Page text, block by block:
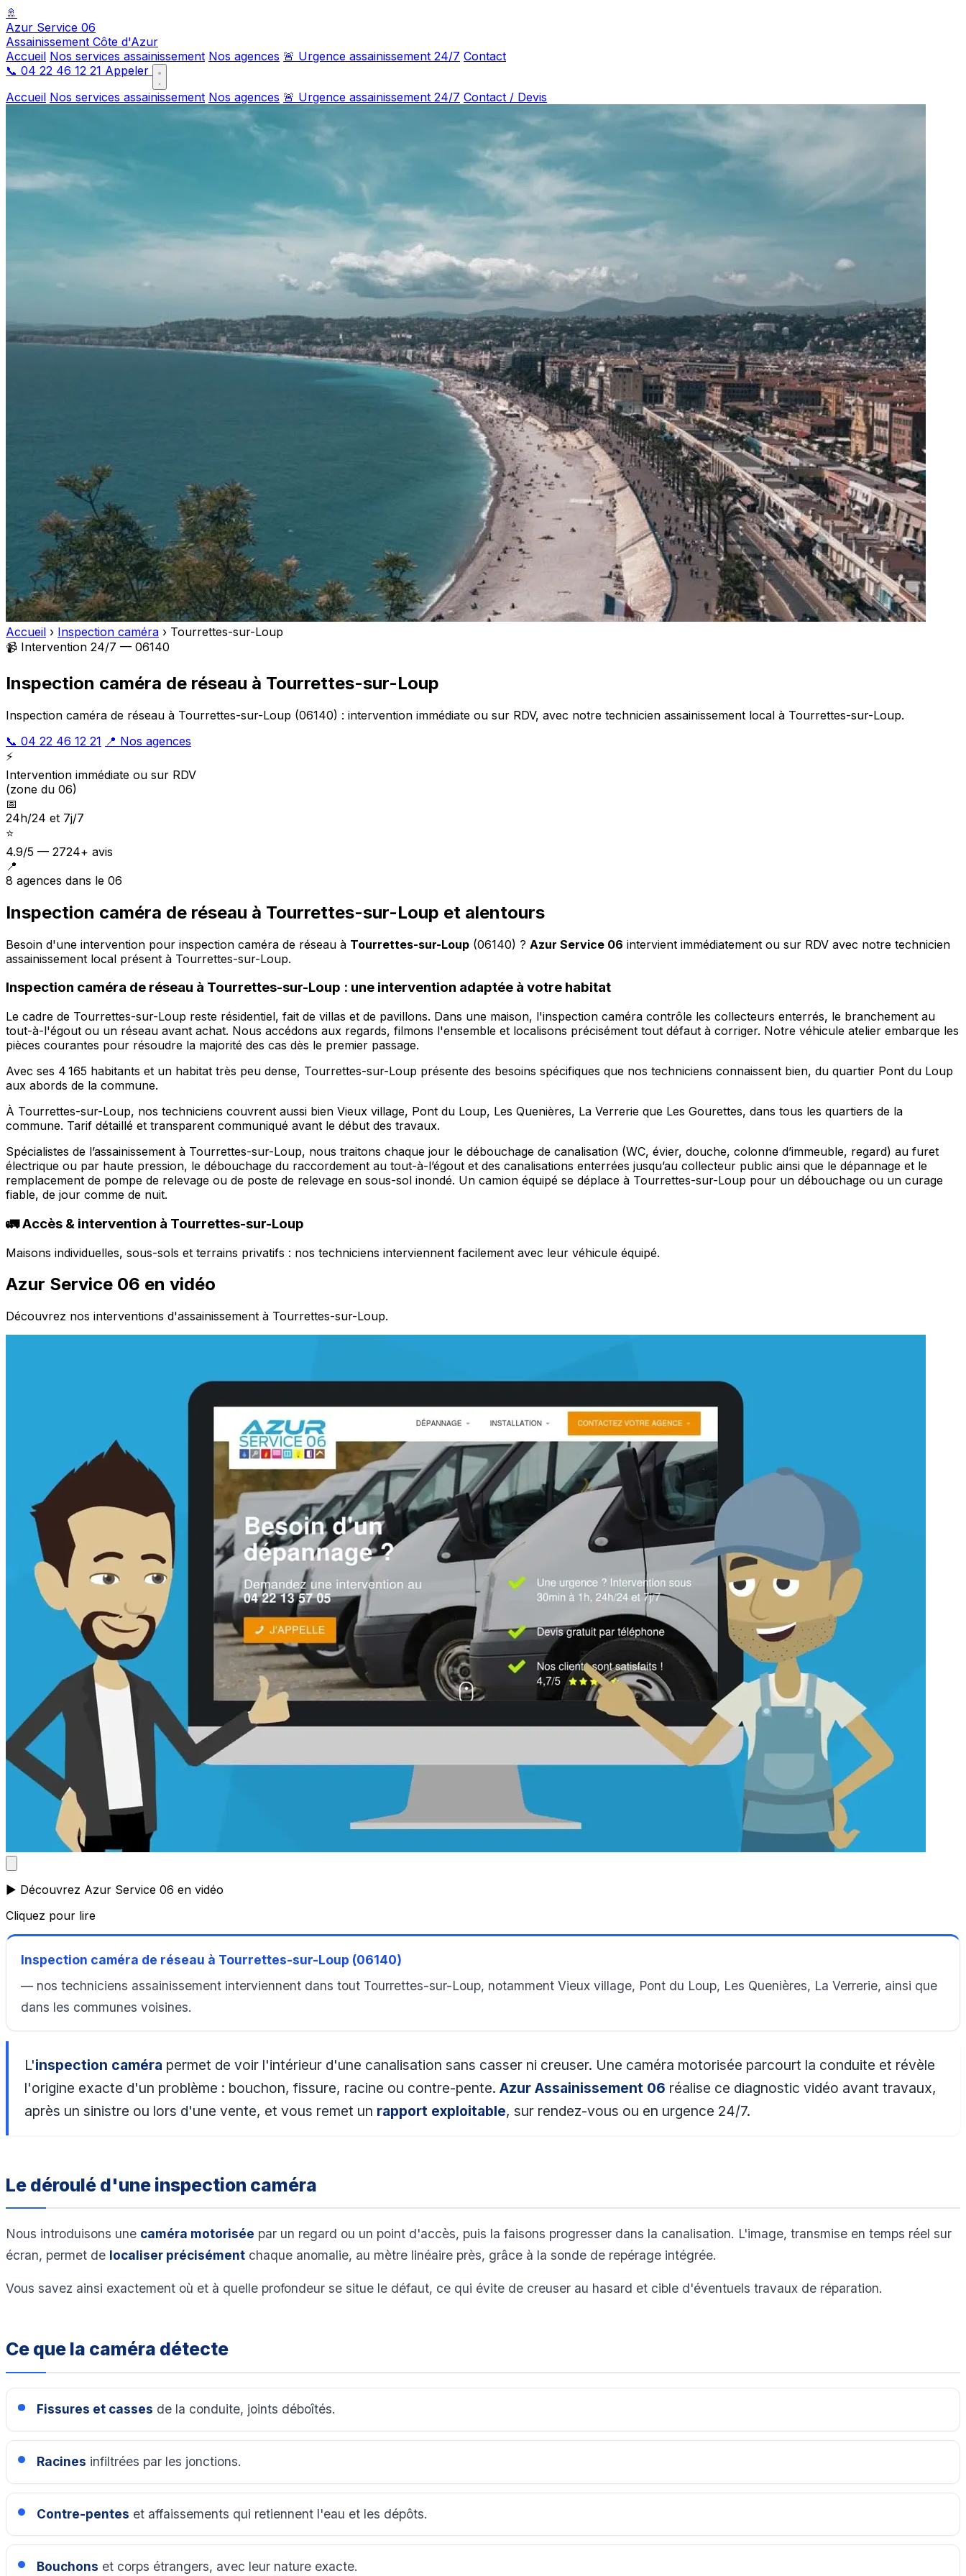
🚿
Azur Service 06
Assainissement Côte d'Azur
Accueil Nos services assainissement Nos agences 🚨 Urgence assainissement 24/7 Contact
📞 04 22 46 12 21 Appeler
Accueil Nos services assainissement Nos agences 🚨 Urgence assainissement 24/7 Contact / Devis
Accueil › Inspection caméra › Tourrettes-sur-Loup
📹 Intervention 24/7 — 06140
Inspection caméra de réseau à Tourrettes-sur-Loup
Inspection caméra de réseau à Tourrettes-sur-Loup (06140) : intervention immédiate ou sur RDV, avec notre technicien assainissement local à Tourrettes-sur-Loup.
📞 04 22 46 12 21 📍 Nos agences
⚡
Intervention immédiate ou sur RDV
(zone du 06)
📅
24h/24 et 7j/7
⭐
4.9/5 — 2724+ avis
📍
8 agences dans le 06
Inspection caméra de réseau à Tourrettes-sur-Loup et alentours
Besoin d'une intervention pour inspection caméra de réseau à Tourrettes-sur-Loup (06140) ? Azur Service 06 intervient immédiatement ou sur RDV avec notre technicien
assainissement local présent à Tourrettes-sur-Loup.
Inspection caméra de réseau à Tourrettes-sur-Loup : une intervention adaptée à votre habitat
Le cadre de Tourrettes-sur-Loup reste résidentiel, fait de villas et de pavillons. Dans une maison, l'inspection caméra contrôle les collecteurs enterrés, le branchement au
tout-à-l'égout ou un réseau avant achat. Nous accédons aux regards, filmons l'ensemble et localisons précisément tout défaut à corriger. Notre véhicule atelier embarque les
pièces courantes pour résoudre la majorité des cas dès le premier passage.
Avec ses 4 165 habitants et un habitat très peu dense, Tourrettes-sur-Loup présente des besoins spécifiques que nos techniciens connaissent bien, du quartier Pont du Loup
aux abords de la commune.
À Tourrettes-sur-Loup, nos techniciens couvrent aussi bien Vieux village, Pont du Loup, Les Quenières, La Verrerie que Les Gourettes, dans tous les quartiers de la
commune. Tarif détaillé et transparent communiqué avant le début des travaux.
Spécialistes de l’assainissement à Tourrettes-sur-Loup, nous traitons chaque jour le débouchage de canalisation (WC, évier, douche, colonne d’immeuble, regard) au furet
électrique ou par haute pression, le débouchage du raccordement au tout-à-l’égout et des canalisations enterrées jusqu’au collecteur public ainsi que le dépannage et le
remplacement de pompe de relevage ou de poste de relevage en sous-sol inondé. Un camion équipé se déplace à Tourrettes-sur-Loup pour un débouchage ou un curage
fiable, de jour comme de nuit.
🚛 Accès & intervention à Tourrettes-sur-Loup
Maisons individuelles, sous-sols et terrains privatifs : nos techniciens interviennent facilement avec leur véhicule équipé.
Azur Service 06 en vidéo
Découvrez nos interventions d'assainissement à Tourrettes-sur-Loup.
▶️ Découvrez Azur Service 06 en vidéo
Cliquez pour lire
Inspection caméra de réseau à Tourrettes-sur-Loup (06140)
— nos techniciens assainissement interviennent dans tout Tourrettes-sur-Loup, notamment Vieux village, Pont du Loup, Les Quenières, La Verrerie, ainsi que
dans les communes voisines.
L'inspection caméra permet de voir l'intérieur d'une canalisation sans casser ni creuser. Une caméra motorisée parcourt la conduite et révèle
l'origine exacte d'un problème : bouchon, fissure, racine ou contre-pente.Azur Assainissement 06 réalise ce diagnostic vidéo avant travaux,
après un sinistre ou lors d'une vente, et vous remet un rapport exploitable, sur rendez-vous ou en urgence 24/7.
Le déroulé d'une inspection caméra
Nous introduisons une caméra motorisée par un regard ou un point d'accès, puis la faisons progresser dans la canalisation. L'image, transmise en temps réel sur
écran, permet de localiser précisément chaque anomalie, au mètre linéaire près, grâce à la sonde de repérage intégrée.
Vous savez ainsi exactement où et à quelle profondeur se situe le défaut, ce qui évite de creuser au hasard et cible d'éventuels travaux de réparation.
Ce que la caméra détecte
Fissures et casses de la conduite, joints déboîtés.
Racines infiltrées par les jonctions.
Contre-pentes et affaissements qui retiennent l'eau et les dépôts.
Bouchons et corps étrangers, avec leur nature exacte.